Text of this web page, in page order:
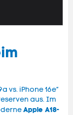
vs. iPhone 16e“
aus. Im
Apple A18-